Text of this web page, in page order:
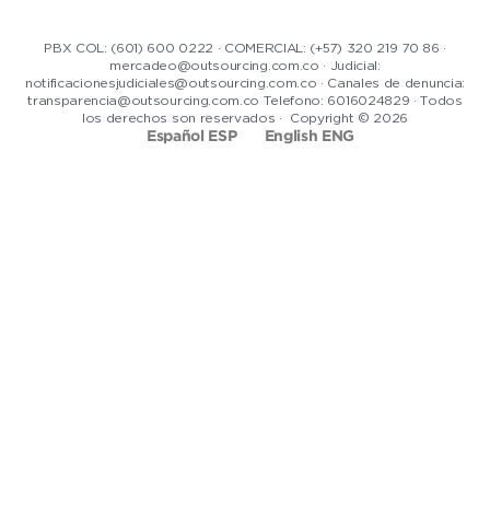
PBX COL: (601) 600 0222 · COMERCIAL: (+57) 320 219 70 86 ·
mercadeo@outsourcing.com.co · Judicial:
notificacionesjudiciales@outsourcing.com.co · Canales de denuncia:
transparencia@outsourcing.com.co Telefono: 6016024829 · Todos
los derechos son reservados · Copyright © 2026
Español ESP English ENG